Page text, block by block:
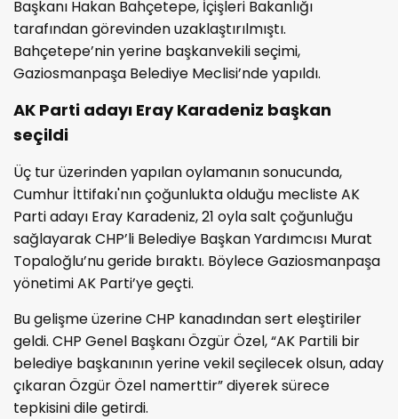
Başkanı Hakan Bahçetepe, İçişleri Bakanlığı
tarafından görevinden uzaklaştırılmıştı.
Bahçetepe’nin yerine başkanvekili seçimi,
Gaziosmanpaşa Belediye Meclisi’nde yapıldı.
AK Parti adayı Eray Karadeniz başkan
seçildi
Üç tur üzerinden yapılan oylamanın sonucunda,
Cumhur İttifakı'nın çoğunlukta olduğu mecliste AK
Parti adayı Eray Karadeniz, 21 oyla salt çoğunluğu
sağlayarak CHP’li Belediye Başkan Yardımcısı Murat
Topaloğlu’nu geride bıraktı. Böylece Gaziosmanpaşa
yönetimi AK Parti’ye geçti.
Bu gelişme üzerine CHP kanadından sert eleştiriler
geldi. CHP Genel Başkanı Özgür Özel, “AK Partili bir
belediye başkanının yerine vekil seçilecek olsun, aday
çıkaran Özgür Özel namerttir” diyerek sürece
tepkisini dile getirdi.